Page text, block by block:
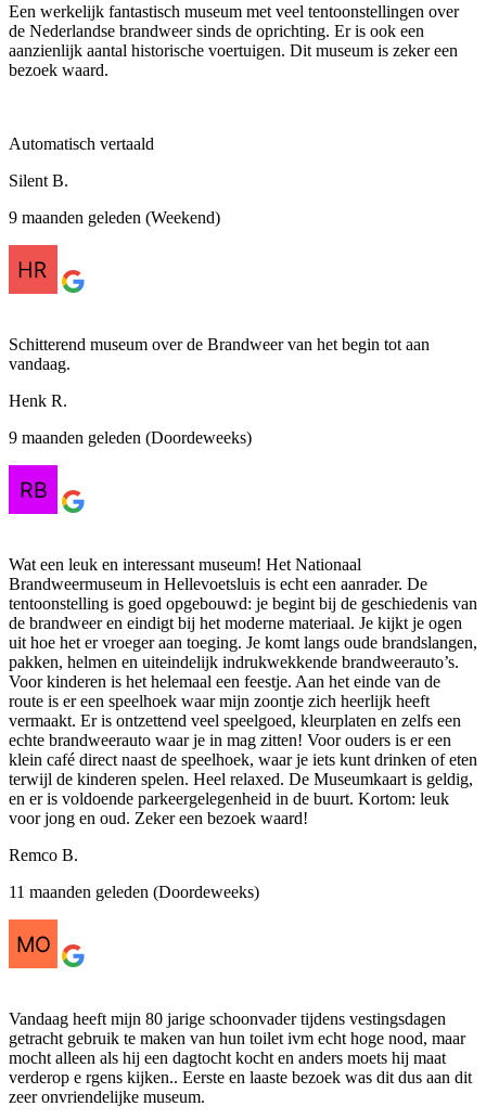
Een werkelijk fantastisch museum met veel tentoonstellingen over
de Nederlandse brandweer sinds de oprichting. Er is ook een
aanzienlijk aantal historische voertuigen. Dit museum is zeker een
bezoek waard.
Automatisch vertaald
Silent B.
9 maanden geleden (Weekend)
Schitterend museum over de Brandweer van het begin tot aan
vandaag.
Henk R.
9 maanden geleden (Doordeweeks)
Wat een leuk en interessant museum! Het Nationaal
Brandweermuseum in Hellevoetsluis is echt een aanrader. De
tentoonstelling is goed opgebouwd: je begint bij de geschiedenis van
de brandweer en eindigt bij het moderne materiaal. Je kijkt je ogen
uit hoe het er vroeger aan toeging. Je komt langs oude brandslangen,
pakken, helmen en uiteindelijk indrukwekkende brandweerauto’s.
Voor kinderen is het helemaal een feestje. Aan het einde van de
route is er een speelhoek waar mijn zoontje zich heerlijk heeft
vermaakt. Er is ontzettend veel speelgoed, kleurplaten en zelfs een
echte brandweerauto waar je in mag zitten! Voor ouders is er een
klein café direct naast de speelhoek, waar je iets kunt drinken of eten
terwijl de kinderen spelen. Heel relaxed. De Museumkaart is geldig,
en er is voldoende parkeergelegenheid in de buurt. Kortom: leuk
voor jong en oud. Zeker een bezoek waard!
Remco B.
11 maanden geleden (Doordeweeks)
Vandaag heeft mijn 80 jarige schoonvader tijdens vestingsdagen
getracht gebruik te maken van hun toilet ivm echt hoge nood, maar
mocht alleen als hij een dagtocht kocht en anders moets hij maat
verderop e rgens kijken.. Eerste en laaste bezoek was dit dus aan dit
zeer onvriendelijke museum.